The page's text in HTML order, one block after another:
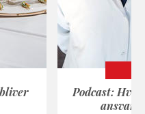
Podcast: